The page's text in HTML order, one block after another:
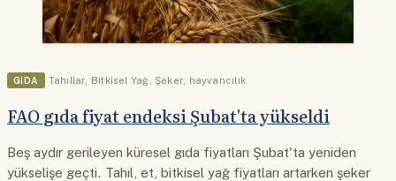
GIDA Tahıllar Bitkisel Yağ Şeker hayvancılık
FAO gıda fiyat endeksi Şubat'ta yükseldi
Beş aydır gerileyen küresel gıda fiyatları Şubat'ta yeniden
yükselişe geçti. Tahıl, et, bitkisel yağ fiyatları artarken şeker